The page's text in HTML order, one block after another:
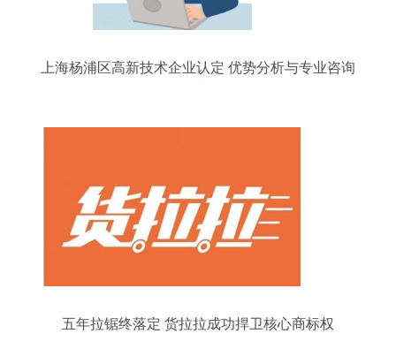
上海杨浦区高新技术企业认定 优势分析与专业咨询
五年拉锯终落定 货拉拉成功捍卫核心商标权